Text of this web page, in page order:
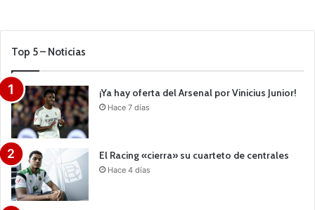
Top 5 – Noticias
¡Ya hay oferta del Arsenal por Vinicius Junior!
Hace 7 días
El Racing «cierra» su cuarteto de centrales
Hace 4 días